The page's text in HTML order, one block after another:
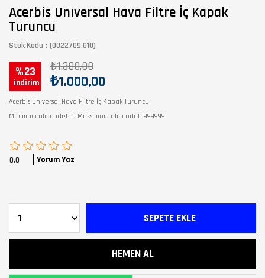
Acerbis Unıversal Hava Filtre İç Kapak
Turuncu
Stok Kodu (0022709.010)
23 ₺1.300,00
₺1.000,00
Acerbis Unıversal Hava Filtre İç Kapak Turuncu
Minimum alım adeti 1, Maksimum alım adeti 999999
0.0 Yorum Yaz